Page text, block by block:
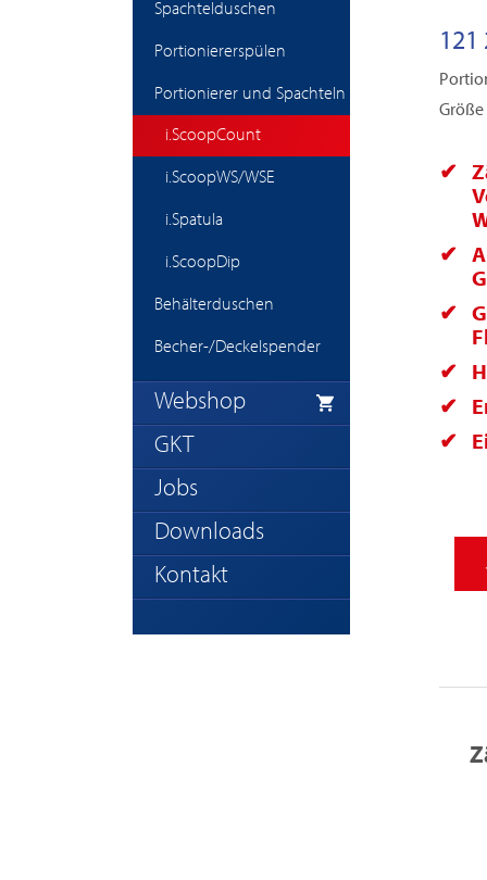
Spachtelduschen
Portioniererspülen
Portionierer und Spachteln
i.ScoopCount
i.ScoopWS/WSE
i.Spatula
i.ScoopDip
Behälterduschen
Becher-/Deckelspender
Webshop
GKT
Jobs
Downloads
Kontakt
121
Größe